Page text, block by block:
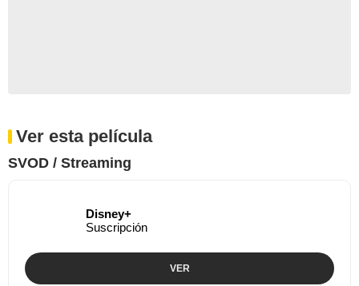
Ver esta película
SVOD / Streaming
Disney+
Suscripción
VER